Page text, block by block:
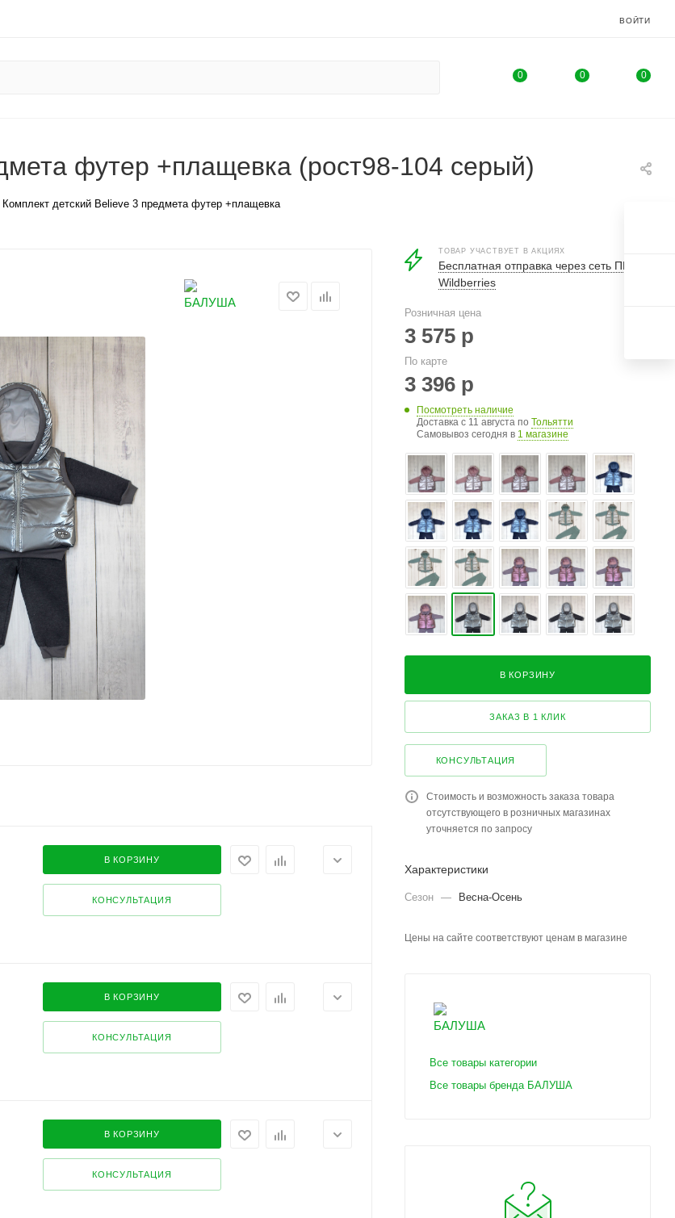
ВОЙТИ
0 0 0
футер +плащевка (рост98-104 серый)
Комплект детский Believe 3 предмета футер +плащевка
В КОРЗИНУ
КОНСУЛЬТАЦИЯ
В КОРЗИНУ
КОНСУЛЬТАЦИЯ
В КОРЗИНУ
КОНСУЛЬТАЦИЯ
ТОВАР УЧАСТВУЕТ В АКЦИЯХ
Бесплатная отправка через сеть ПВ
Wildberries
Розничная цена
3 575 р
По карте
3 396 р
Посмотреть наличие
Доставка с 11 августа по Тольятти
Самовывоз сегодня в 1 магазине
В КОРЗИНУ
ЗАКАЗ В 1 КЛИК
КОНСУЛЬТАЦИЯ
Стоимость и возможность заказа товара
отсутствующего в розничных магазинах
уточняется по запросу
Характеристики
Сезон — Весна-Осень
Цены на сайте соответствуют ценам в магазине
Все товары категории
Все товары бренда БАЛУША